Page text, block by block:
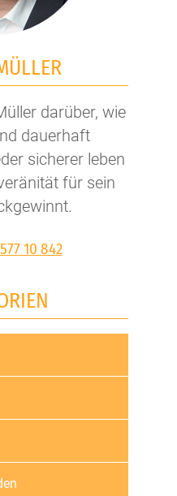
darüber, wie
dauerhaft
sicherer leben
für sein
10 842